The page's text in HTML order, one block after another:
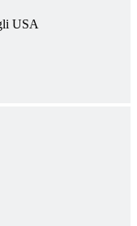
USA